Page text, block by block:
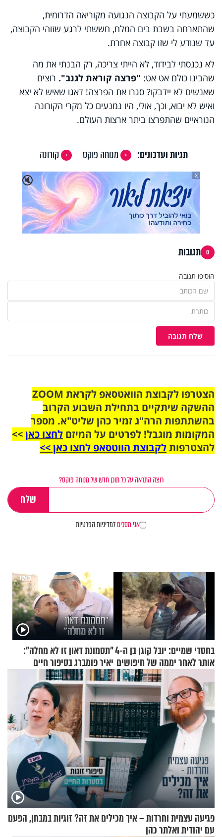
כששמעתי על הקבוצה הנגועה מקוריאה הדרומית,
שהתארחה בשבת בים המלח, חששתי לרגע שזוהי הקבוצה,
עד שנודע לי שזו קבוצה אחרת.
לא נכנסתי לבידוד, לא הייתי צריכה, רק הבנתי את מה
שהבינו כולם אט אט: "פרצה קוראת לגנב". רוצים
שאנשים לא יידבקו? סגרו את הפרצה! דאגו שאיש לא יצא
ואיש לא יבוא, וכך, אולי, היו נמנעים כל מקרי הקורונה
הנוראיים שהתפרצו ביתר ארצות העולם.
תגיות ועדכונים: מנוחה פוקס
קורונה
🔇
X
0 תגובות
הוסיפו תגובה
שלח תגובה
הצטרפו לקבוצת הוואטסאפ לקראת ZOOM
ההשקה שיתקיים בתחילת השבוע הקרוב
בהשתתפות הרה"ג זמיר כהן שליט"א. מספר
המקומות מוגבל! לפרטים על המיזם לחצו כאן>>
להצטרפותלקבוצת הווטסאפ לחצו כאן >>
רוצה התראה על כל תוכן חדש של מנוחה פוקס?
אני מסכיםלמדיניות הפרטיות
בחסדי שמיים: יובל קוגן בן ה-4
אותר לאחר יממה של חיפושים
"תסמונת דאון זו לא מחלה":
יאיר פומברג בסיפור חיים
מעורר השראה
פגיעה עצמית וחרדות – איך מכילים את זה? זוגיות במבחן, הפעם
עם יהודית ואלתר כהן